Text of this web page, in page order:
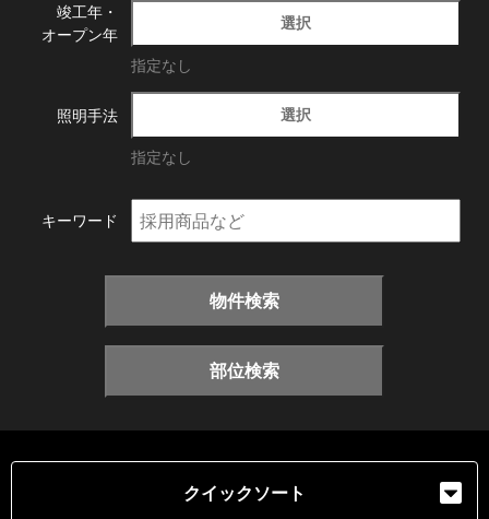
竣工年・
オープン年
選択
指定なし
照明手法 選択
指定なし
キーワード
物件検索
部位検索
クイックソート